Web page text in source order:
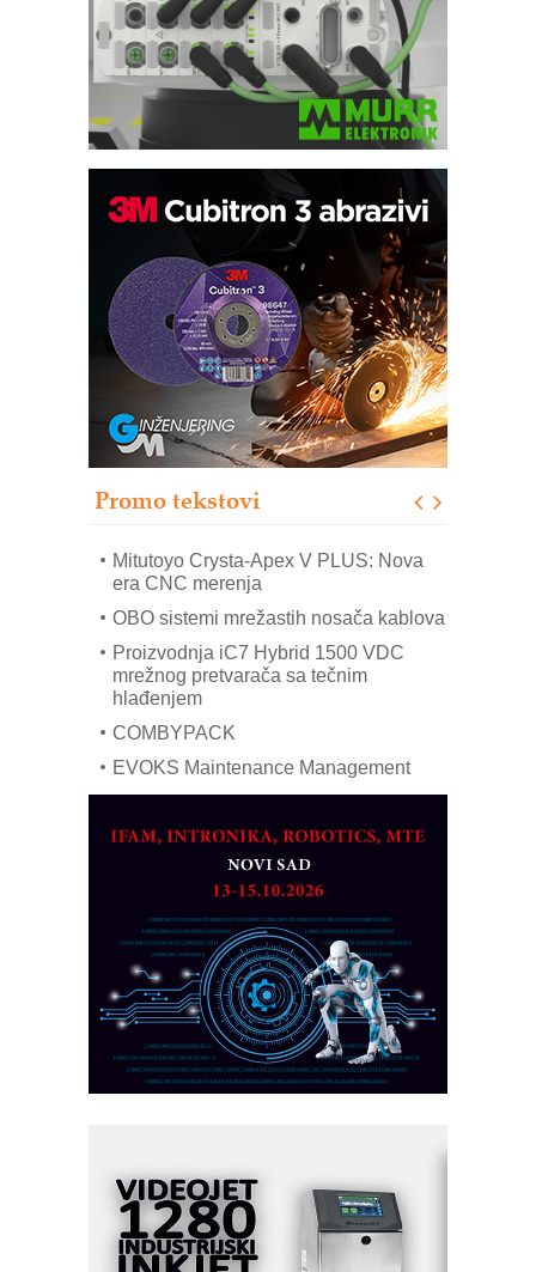
Promo tekstovi
Automatizacija pakovanja · Display
(Shelf-Ready) omotnice
Potpuna efikasnost bez složenih
sistema
Trajna oznaka kao dugoročna korist
Bezbednost na prvom mestu!
IB BLUMENAUER - više od 40 godina
poverenja u industriji
Art Utopia Studio – vizuelne priče
Mitutoyo Crysta-Apex V PLUS: Nova
era CNC merenja
OBO sistemi mrežastih nosača kablova
Proizvodnja iC7 Hybrid 1500 VDC
mrežnog pretvarača sa tečnim
hlađenjem
COMBYPACK
EVOKS Maintenance Management
na viši nivo
Detekcija različitih oblika
MAREX - Lim i mašine za savremena
rešenja
Marcom-plast d.o.o.- vaš pouzdan
partner
CTO - Prilagodite svoju toplinsku
obradu!
Razvoj asortimanskog pravca MINI-
PLC AKYTEC
MOTOMAN – NEXT-Robotika vođena
veštačkom inteligencijom
I.SAFE MOBILE revolucioniše
industrijsku automatizaciju